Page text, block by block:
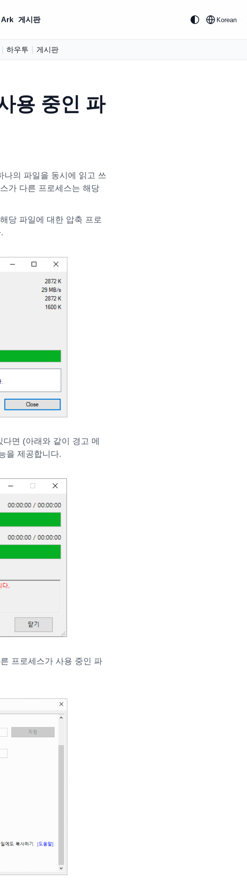
Ark 게시판 Korean
하우투 게시판
용 중인 파
나의 파일을 동시에 읽고 쓰
가 다른 프로세스는 해당
당 파일에 대한 압축 프로
면 (아래와 같이 경고 메
을 제공합니다.
프로세스가 사용 중인 파